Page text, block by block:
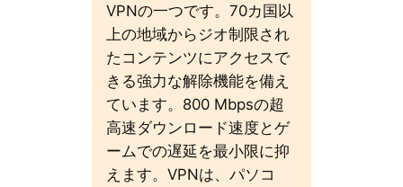
VPNの一つです。70カ国以
上の地域からジオ制限され
たコンテンツにアクセスで
きる強力な解除機能を備え
ています。800 Mbpsの超
高速ダウンロード速度とゲ
ームでの遅延を最小限に抑
えます。VPNは、パソコ